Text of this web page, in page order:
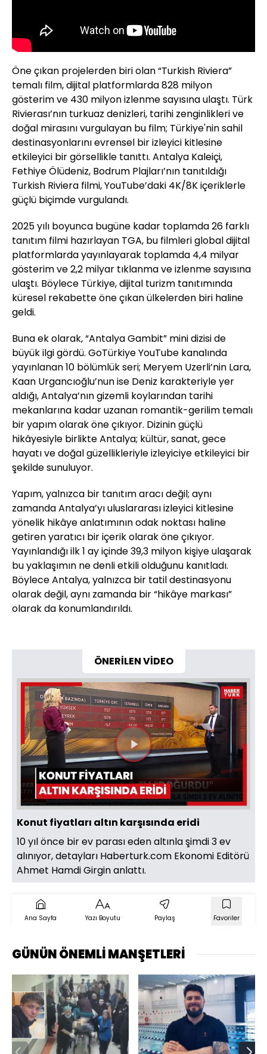
Öne çıkan projelerden biri olan “Turkish Riviera”
temalı film, dijital platformlarda 828 milyon
gösterim ve 430 milyon izlenme sayısına ulaştı. Türk
Rivierası’nın turkuaz denizleri, tarihi zenginlikleri ve
doğal mirasını vurgulayan bu film; Türkiye'nin sahil
destinasyonlarını evrensel bir izleyici kitlesine
etkileyici bir görsellikle tanıttı. Antalya Kaleiçi,
Fethiye Ölüdeniz, Bodrum Plajları’nın tanıtıldığı
Turkish Riviera filmi, YouTube’daki 4K/8K içeriklerle
güçlü biçimde vurgulandı.
2025 yılı boyunca bugüne kadar toplamda 26 farklı
tanıtım filmi hazırlayan TGA, bu filmleri global dijital
platformlarda yayınlayarak toplamda 4,4 milyar
gösterim ve 2,2 milyar tıklanma ve izlenme sayısına
ulaştı. Böylece Türkiye, dijital turizm tanıtımında
küresel rekabette öne çıkan ülkelerden biri haline
geldi.
Buna ek olarak, “Antalya Gambit” mini dizisi de
büyük ilgi gördü. GoTürkiye YouTube kanalında
yayınlanan 10 bölümlük seri; Meryem Uzerli’nin Lara,
Kaan Urgancıoğlu’nun ise Deniz karakteriyle yer
aldığı, Antalya’nın gizemli koylarından tarihi
mekanlarına kadar uzanan romantik-gerilim temalı
bir yapım olarak öne çıkıyor. Dizinin güçlü
hikâyesiyle birlikte Antalya; kültür, sanat, gece
hayatı ve doğal güzellikleriyle izleyiciye etkileyici bir
şekilde sunuluyor.
Yapım, yalnızca bir tanıtım aracı değil; aynı
zamanda Antalya’yı uluslararası izleyici kitlesine
yönelik hikâye anlatımının odak noktası haline
getiren yaratıcı bir içerik olarak öne çıkıyor.
Yayınlandığı ilk 1 ay içinde 39,3 milyon kişiye ulaşarak
bu yaklaşımın ne denli etkili olduğunu kanıtladı.
Böylece Antalya, yalnızca bir tatil destinasyonu
olarak değil, aynı zamanda bir “hikâye markası”
olarak da konumlandırıldı.
ÖNERİLEN VİDEO
Videoyu
Oynat
Konut fiyatları altın karşısında eridi
10 yıl önce bir ev parası eden altınla şimdi 3 ev
alınıyor, detayları Haberturk.com Ekonomi Editörü
Ahmet Hamdi Girgin anlattı.
Ana Sayfa Yazı Boyutu Paylaş Favoriler
GÜNÜN ÖNEMLİ MANŞETLERİ